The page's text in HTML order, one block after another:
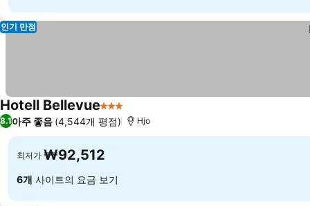
인기 만점
Hotell Bellevue3 성급
8.1아주 좋음 (4,544개 평점) Hjo
최저가 ₩92,512
6개 사이트의 요금 보기